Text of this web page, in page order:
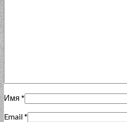
Имя *
Email*